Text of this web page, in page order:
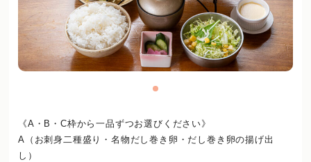
《A・B・C枠から一品ずつお選びください》
A（お刺身二種盛り・名物だし巻き卵・だし巻き卵の揚げ出
し）